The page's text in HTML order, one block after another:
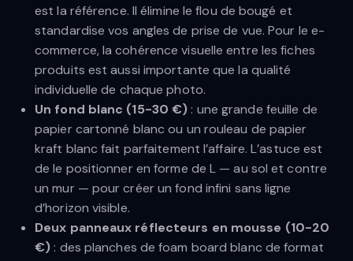
est la référence. Il élimine le flou de bougé et
standardise vos angles de prise de vue. Pour le e-
commerce, la cohérence visuelle entre les fiches
produits est aussi importante que la qualité
individuelle de chaque photo.
Un fond blanc (15-30 €): une grande feuille de
papier cartonné blanc ou un rouleau de papier
kraft blanc fait parfaitement l’affaire. L’astuce est
de le positionner en forme de L — au sol et contre
un mur — pour créer un fond infini sans ligne
d’horizon visible.
Deux panneaux réflecteurs en mousse (10-20
€): des planches de foam board blanc de format